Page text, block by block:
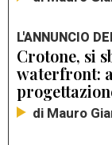
L'ANNUNCIO
Crotone, si
waterfront:
di Mauro